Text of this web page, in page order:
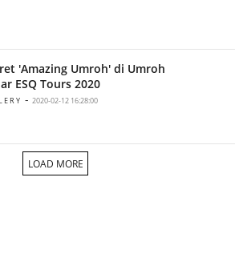
'Amazing Umroh' di Umroh
ESQ Tours 2020
- 2020-02-12 16:28:00
LOAD MORE